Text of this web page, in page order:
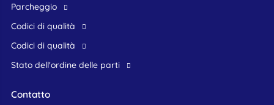
Parcheggio
Codici di qualità
Codici di qualità
Stato dell'ordine delle parti
Contatto